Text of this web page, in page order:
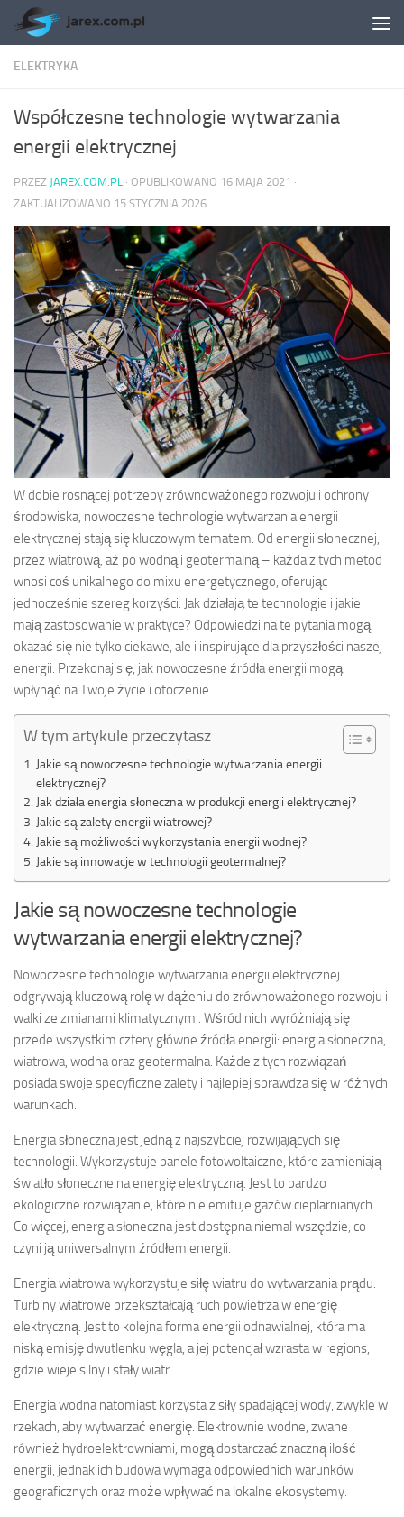
Skip to content
ELEKTRYKA
Współczesne technologie wytwarzania
energii elektrycznej
PRZEZ JAREX.COM.PL · OPUBLIKOWANO 16 MAJA 2021 ·
ZAKTUALIZOWANO 15 STYCZNIA 2026
W dobie rosnącej potrzeby zrównoważonego rozwoju i ochrony
środowiska, nowoczesne technologie wytwarzania energii
elektrycznej stają się kluczowym tematem. Od energii słonecznej,
przez wiatrową, aż po wodną i geotermalną – każda z tych metod
wnosi coś unikalnego do mixu energetycznego, oferując
jednocześnie szereg korzyści. Jak działają te technologie i jakie
mają zastosowanie w praktyce? Odpowiedzi na te pytania mogą
okazać się nie tylko ciekawe, ale i inspirujące dla przyszłości naszej
energii. Przekonaj się, jak nowoczesne źródła energii mogą
wpłynąć na Twoje życie i otoczenie.
W tym artykule przeczytasz
Jakie są nowoczesne technologie wytwarzania energii
elektrycznej?
Jak działa energia słoneczna w produkcji energii elektrycznej?
Jakie są zalety energii wiatrowej?
Jakie są możliwości wykorzystania energii wodnej?
Jakie są innowacje w technologii geotermalnej?
Jakie są nowoczesne technologie
wytwarzania energii elektrycznej?
Nowoczesne technologie wytwarzania energii elektrycznej
odgrywają kluczową rolę w dążeniu do zrównoważonego rozwoju i
walki ze zmianami klimatycznymi. Wśród nich wyróżniają się
przede wszystkim cztery główne źródła energii: energia słoneczna,
wiatrowa, wodna oraz geotermalna. Każde z tych rozwiązań
posiada swoje specyficzne zalety i najlepiej sprawdza się w różnych
warunkach.
Energia słoneczna jest jedną z najszybciej rozwijających się
technologii. Wykorzystuje panele fotowoltaiczne, które zamieniają
światło słoneczne na energię elektryczną. Jest to bardzo
ekologiczne rozwiązanie, które nie emituje gazów cieplarnianych.
Co więcej, energia słoneczna jest dostępna niemal wszędzie, co
czyni ją uniwersalnym źródłem energii.
Energia wiatrowa wykorzystuje siłę wiatru do wytwarzania prądu.
Turbiny wiatrowe przekształcają ruch powietrza w energię
elektryczną. Jest to kolejna forma energii odnawialnej, która ma
niską emisję dwutlenku węgla, a jej potencjał wzrasta w regions,
gdzie wieje silny i stały wiatr.
Energia wodna natomiast korzysta z siły spadającej wody, zwykle w
rzekach, aby wytwarzać energię. Elektrownie wodne, zwane
również hydroelektrowniami, mogą dostarczać znaczną ilość
energii, jednak ich budowa wymaga odpowiednich warunków
geograficznych oraz może wpływać na lokalne ekosystemy.